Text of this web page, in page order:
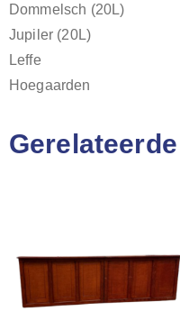
Dommelsch (20L)
Jupiler (20L)
Leffe
Hoegaarden